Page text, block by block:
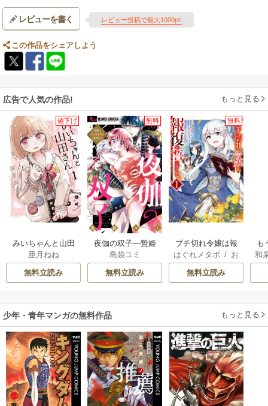
レビューを書く レビュー投稿で最大1000pt!
この作品をシェアしよう
広告で人気の作品! もっと見る
値下げ
みいちゃんと山田
さん
亜月ねね
無料立読み
無料
夜伽の双子―贄姫
は二人の王子に愛
される―
島袋ユミ
無料立読み
無料
ブチ切れ令嬢は報
復を誓いました。
はぐれメタボ / お
おのいも /
無料立読み
も
離
和
少年・青年マンガの無料作品 もっと見る